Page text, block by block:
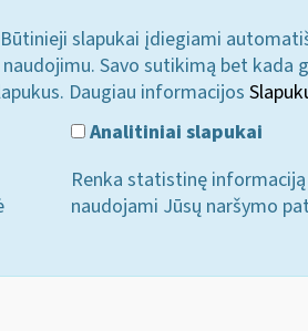
slapukai įdiegiami
Savo sutikimą bet kada
Daugiau informacijos
Analitiniai slapukai
Renka statistinę
naudojami Jūsų naršymo